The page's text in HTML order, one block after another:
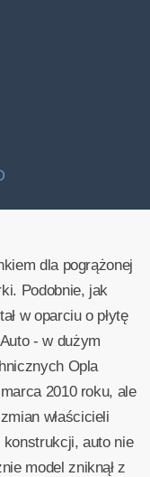
dla pogrążonej
Podobnie, jak
w oparciu o płytę
- w dużym
Opla
2010 roku, ale
właścicieli
auto nie
model zniknął z